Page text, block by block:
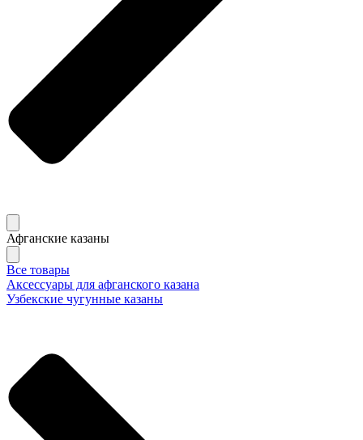
Афганские казаны
Все товары
Аксессуары для афганского казана
Узбекские чугунные казаны